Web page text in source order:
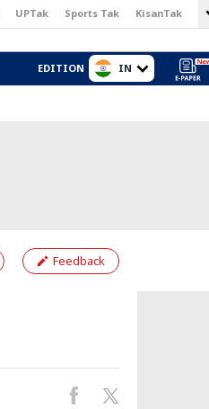
UPTak Sports Tak KisanTak
EDITION IN
Feedback